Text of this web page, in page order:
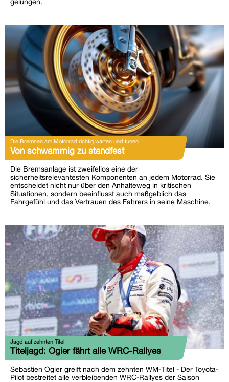
gelungen.
Die Bremsen am Motorrad richtig warten und tunen
Von schwammig zu standfest
Die Bremsanlage ist zweifellos eine der
sicherheitsrelevantesten Komponenten an jedem Motorrad. Sie
entscheidet nicht nur über den Anhalteweg in kritischen
Situationen, sondern beeinflusst auch maßgeblich das
Fahrgefühl und das Vertrauen des Fahrers in seine Maschine.
Jagd auf zehnten Titel
Titeljagd: Ogier fährt alle WRC-Rallyes
Sebastien Ogier greift nach dem zehnten WM-Titel - Der Toyota-
Pilot bestreitet alle verbleibenden WRC-Rallyes der Saison